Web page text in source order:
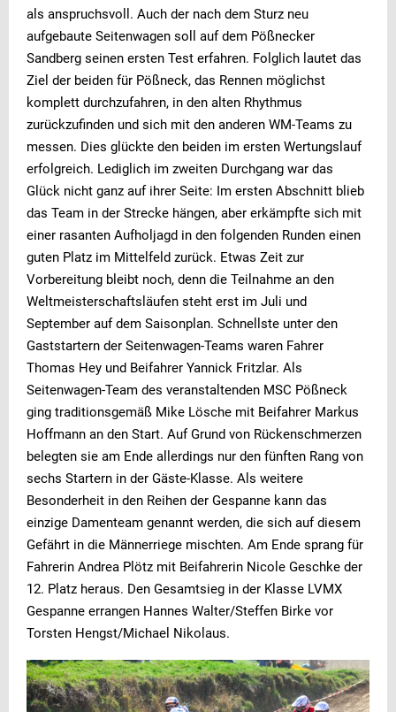
als anspruchsvoll. Auch der nach dem Sturz neu
aufgebaute Seitenwagen soll auf dem Pößnecker
Sandberg seinen ersten Test erfahren. Folglich lautet das
Ziel der beiden für Pößneck, das Rennen möglichst
komplett durchzufahren, in den alten Rhythmus
zurückzufinden und sich mit den anderen WM-Teams zu
messen. Dies glückte den beiden im ersten Wertungslauf
erfolgreich. Lediglich im zweiten Durchgang war das
Glück nicht ganz auf ihrer Seite: Im ersten Abschnitt blieb
das Team in der Strecke hängen, aber erkämpfte sich mit
einer rasanten Aufholjagd in den folgenden Runden einen
guten Platz im Mittelfeld zurück. Etwas Zeit zur
Vorbereitung bleibt noch, denn die Teilnahme an den
Weltmeisterschaftsläufen steht erst im Juli und
September auf dem Saisonplan. Schnellste unter den
Gaststartern der Seitenwagen-Teams waren Fahrer
Thomas Hey und Beifahrer Yannick Fritzlar. Als
Seitenwagen-Team des veranstaltenden MSC Pößneck
ging traditionsgemäß Mike Lösche mit Beifahrer Markus
Hoffmann an den Start. Auf Grund von Rückenschmerzen
belegten sie am Ende allerdings nur den fünften Rang von
sechs Startern in der Gäste-Klasse. Als weitere
Besonderheit in den Reihen der Gespanne kann das
einzige Damenteam genannt werden, die sich auf diesem
Gefährt in die Männerriege mischten. Am Ende sprang für
Fahrerin Andrea Plötz mit Beifahrerin Nicole Geschke der
12. Platz heraus. Den Gesamtsieg in der Klasse LVMX
Gespanne errangen Hannes Walter/Steffen Birke vor
Torsten Hengst/Michael Nikolaus.